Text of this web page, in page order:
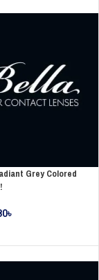
Grey Colored
৳